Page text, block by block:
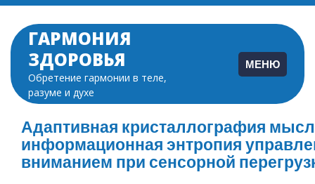
Перейти
содержимому
ГАРМОНИЯ
ЗДОРОВЬЯ
Обретение гармонии в теле,
разуме и духе
МЕНЮ
Адаптивная кристаллография
информационная энтропия
вниманием при сенсорной